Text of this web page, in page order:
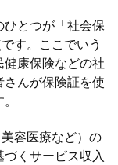
とつが「社会保
す。ここでいう
康保険などの社
んが保険証を使
容医療など）の
くサービス収入